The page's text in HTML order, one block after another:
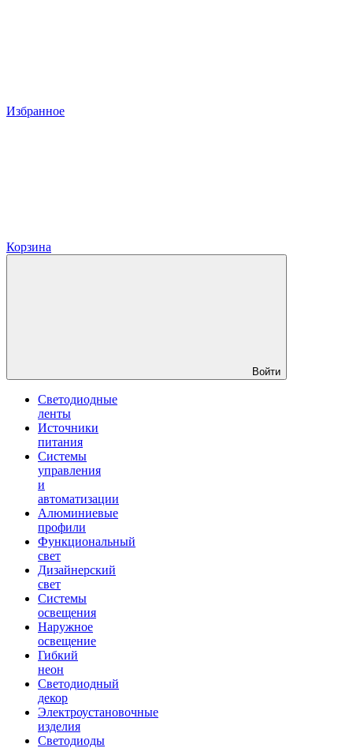
Избранное
Корзина
Войти
Светодиодные
ленты
Источники
питания
Системы
управления
и
автоматизации
Алюминиевые
профили
Функциональный
свет
Дизайнерский
свет
Системы
освещения
Наружное
освещение
Гибкий
неон
Светодиодный
декор
Электроустановочные
изделия
Светодиоды